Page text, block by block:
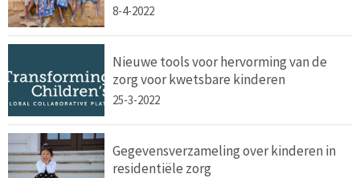
8-4-2022
Nieuwe tools voor hervorming van de
zorg voor kwetsbare kinderen
25-3-2022
Gegevensverzameling over kinderen in
residentiële zorg